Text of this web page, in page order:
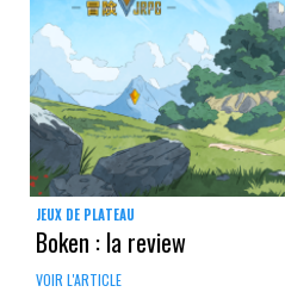
JEUX DE PLATEAU
Boken : la review
VOIR L'ARTICLE